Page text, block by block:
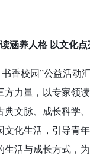
涵养人格 以文化
香校园”公益活动
方力量，以专家领
典文脉、成长科学
文化生活，引导青
生活与成长方式，